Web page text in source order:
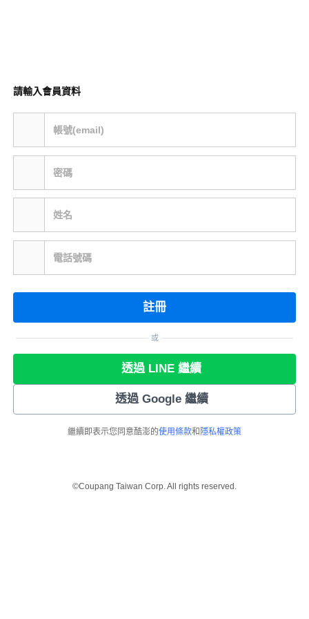
請輸入會員資料
帳號(email)
密碼
姓名
電話號碼
註冊
或
透過 LINE 繼續
透過 Google 繼續
繼續即表示您同意酷澎的使用條款和 隱私權政策
©Coupang Taiwan Corp. All rights reserved.